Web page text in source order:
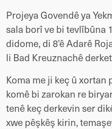
Projeya Govendê ya
sala borî ve bi tevlîbûna
didome, di 8’ê Adarê
li Bad Kreuznachê
Koma me ji keç û xortan
komê bi zarokan re
tenê keç derkevin ser
xwe pêşkêş kirin,